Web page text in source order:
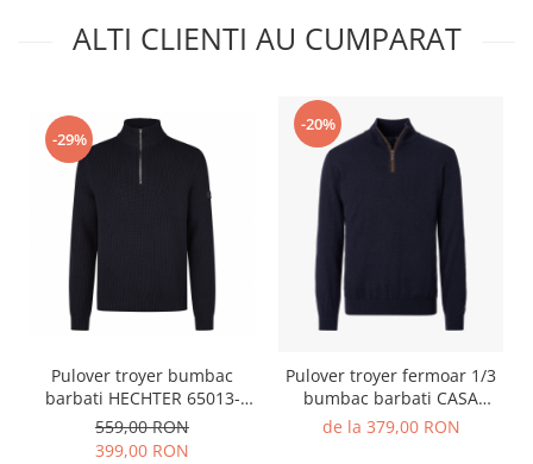
ALTI CLIENTI AU CUMPARAT
-29%
Pulover troyer bumbac
barbati HECHTER 65013-
132811 bleumarin
559,00 RON
399,00 RON
-20%
Pulover troyer fermoar 1/3
bumbac barbati CASA
MODA 004410 bleumarin
de la 379,00 RON